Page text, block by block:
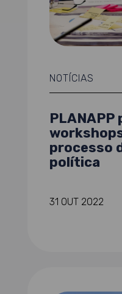
NOTÍCIAS
PLANAPP
processo
política
31 OUT 2022